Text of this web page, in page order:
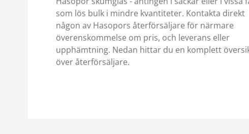
som lös bulk i mindre kvantiteter. Kontakta direkt
någon av Hasopors återförsäljare för närmare
överenskommelse om pris, och leverans eller
upphämtning. Nedan hittar du en komplett
över återförsäljare. ​